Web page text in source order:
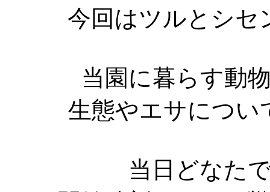
今回はツルとシセ
当園に暮らす動
生態やエサについ
当日どなた